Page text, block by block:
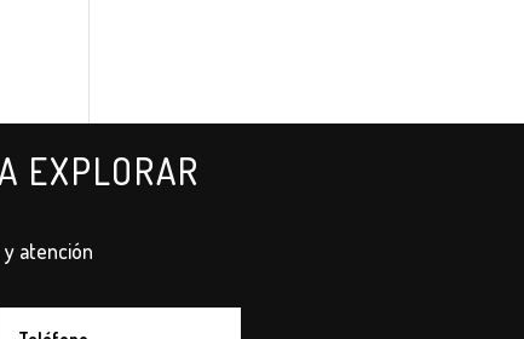
EXPLORAR
atención